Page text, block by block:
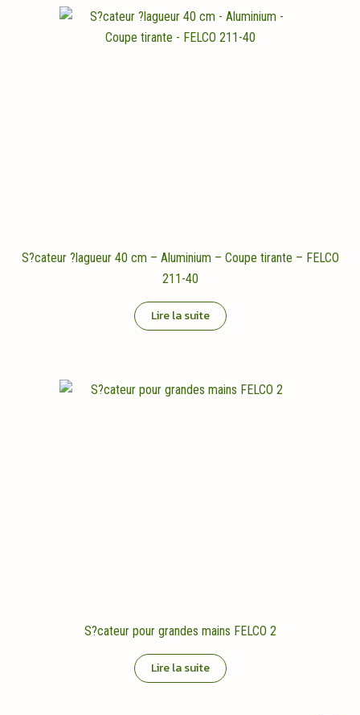
S?cateur ?lagueur 40 cm – Aluminium – Coupe tirante – FELCO
211-40
Lire la suite
S?cateur pour grandes mains FELCO 2
Lire la suite